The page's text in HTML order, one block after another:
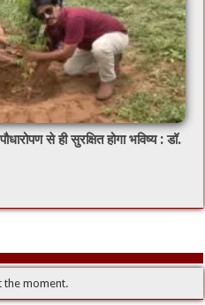
से ही सुरक्षित होगा भविष्य : डॉ.
the moment.